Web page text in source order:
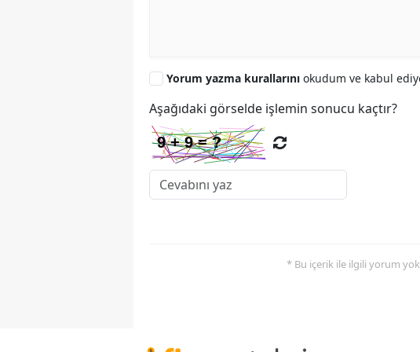
Yorum yazma kurallarını okudum ve kabul
Aşağıdaki görselde işlemin sonucu kaçtır?
* Bu içerik ile ilgili yorum